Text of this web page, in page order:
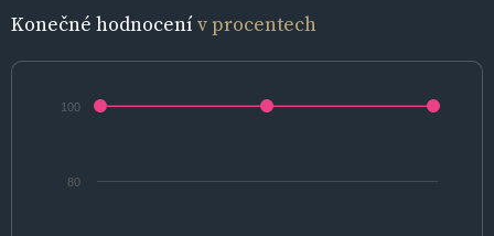
Konečné hodnocenív procentech
80
100